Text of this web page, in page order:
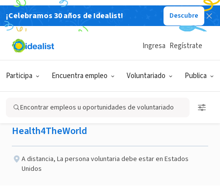
¡Celebramos 30 años de Idealist! Descubre
Participa Encuentra empleo Voluntariado Publica
Ingresa Regístrate
Encontrar empleos u oportunidades de voluntariado
ORGANIZACIÓN SIN FIN DE LUCRO
Publicado hace 13 días
Senior LLM Engineer
(Volunteer)
Health4TheWorld
A distancia, La persona voluntaria debe estar en Estados
Unidos